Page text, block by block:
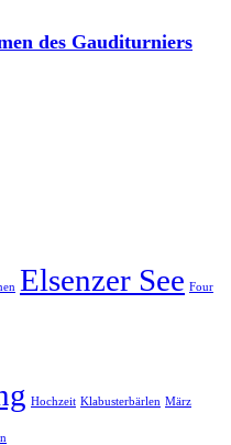
des Gauditurniers
Elsenzer See Four
Hochzeit Klabusterbärlen März